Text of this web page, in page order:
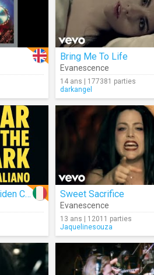
Bring Me To Life
Evanescence
14 ans | 177381 parties
darkangel
Nell'oscurità (Iron Maiden Cover) Sweet Sacrifice
Evanescence
13 ans | 12011 parties
Jaquelinesouza